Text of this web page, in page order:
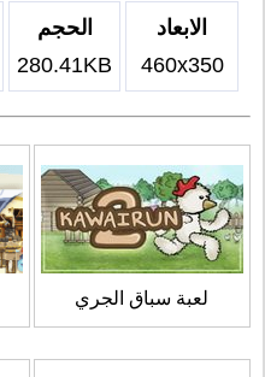
الابعاد
460x350
الحجم
280.41KB
لعبة سباق الجري